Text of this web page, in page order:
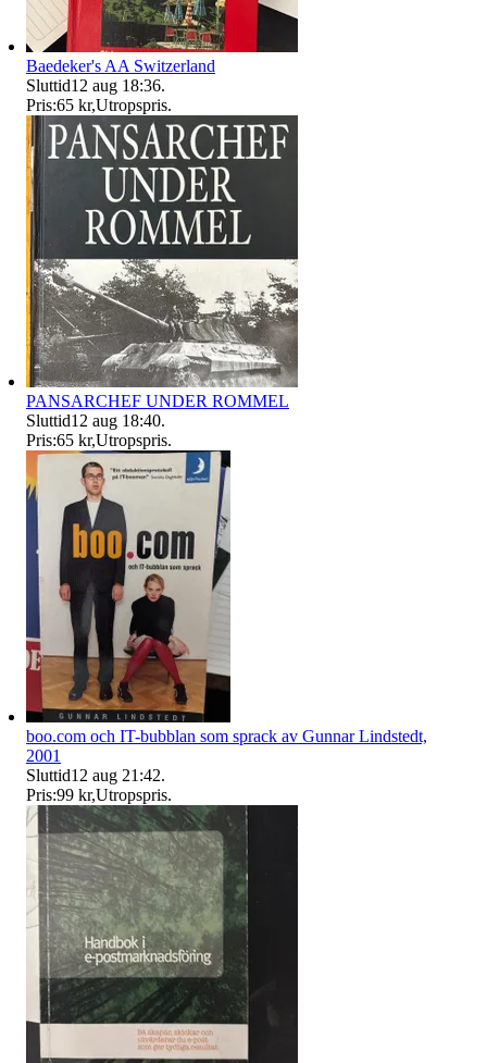
Baedeker's AA Switzerland
Sluttid12 aug 18:36.
Pris:65 kr,Utropspris.
PANSARCHEF UNDER ROMMEL
Sluttid12 aug 18:40.
Pris:65 kr,Utropspris.
boo.com och IT-bubblan som sprack av Gunnar Lindstedt,
2001
Sluttid12 aug 21:42.
Pris:99 kr,Utropspris.